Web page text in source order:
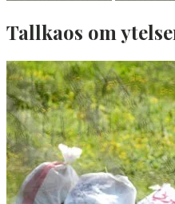
Tallkaos om